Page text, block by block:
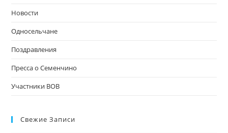
Новости
Односельчане
Поздравления
Пресса о Семенчино
Участники ВОВ
Свежие Записи